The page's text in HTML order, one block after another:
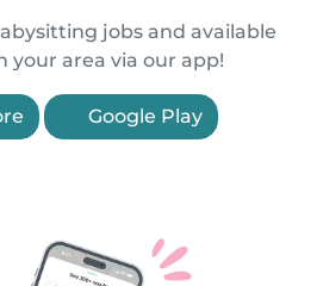
jobs and available
your area via our app!
Google Play